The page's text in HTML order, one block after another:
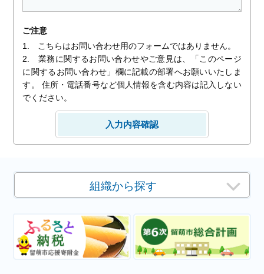
ご注意
1. こちらはお問い合わせ用のフォームではありません。
2. 業務に関するお問い合わせやご意見は、「このページ
に関するお問い合わせ」欄に記載の部署へお願いいたしま
す。 住所・電話番号など個人情報を含む内容は記入しない
でください。
組織から探す